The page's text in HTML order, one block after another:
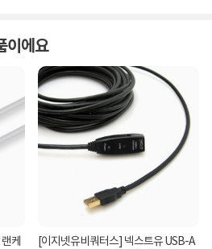
이에요
케
[이지넷유비쿼터스] 넥스트유 USB-A